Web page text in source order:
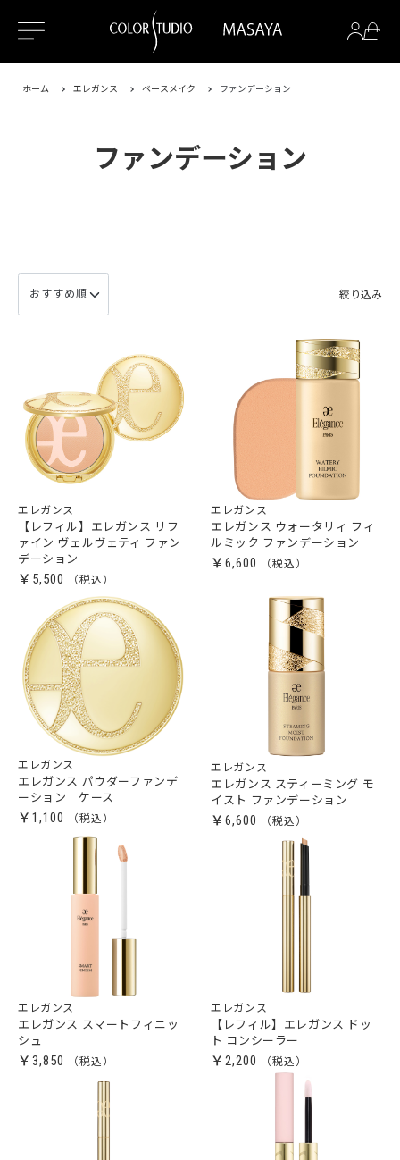
ホーム エレガンス ベースメイク ファンデーション
ファンデーション
絞り込み
エレガンス
【レフィル】エレガンス リフ
ァイン ヴェルヴェティ ファン
デーション
￥5,500
エレガンス
エレガンス ウォータリィ フィ
ルミック ファンデーション
￥6,600
エレガンス
エレガンス パウダーファンデ
ーション ケース
￥1,100
エレガンス
エレガンス スティーミング モ
イスト ファンデーション
￥6,600
エレガンス
エレガンス スマートフィニッ
シュ
￥3,850
エレガンス
【レフィル】エレガンス ドッ
ト コンシーラー
￥2,200